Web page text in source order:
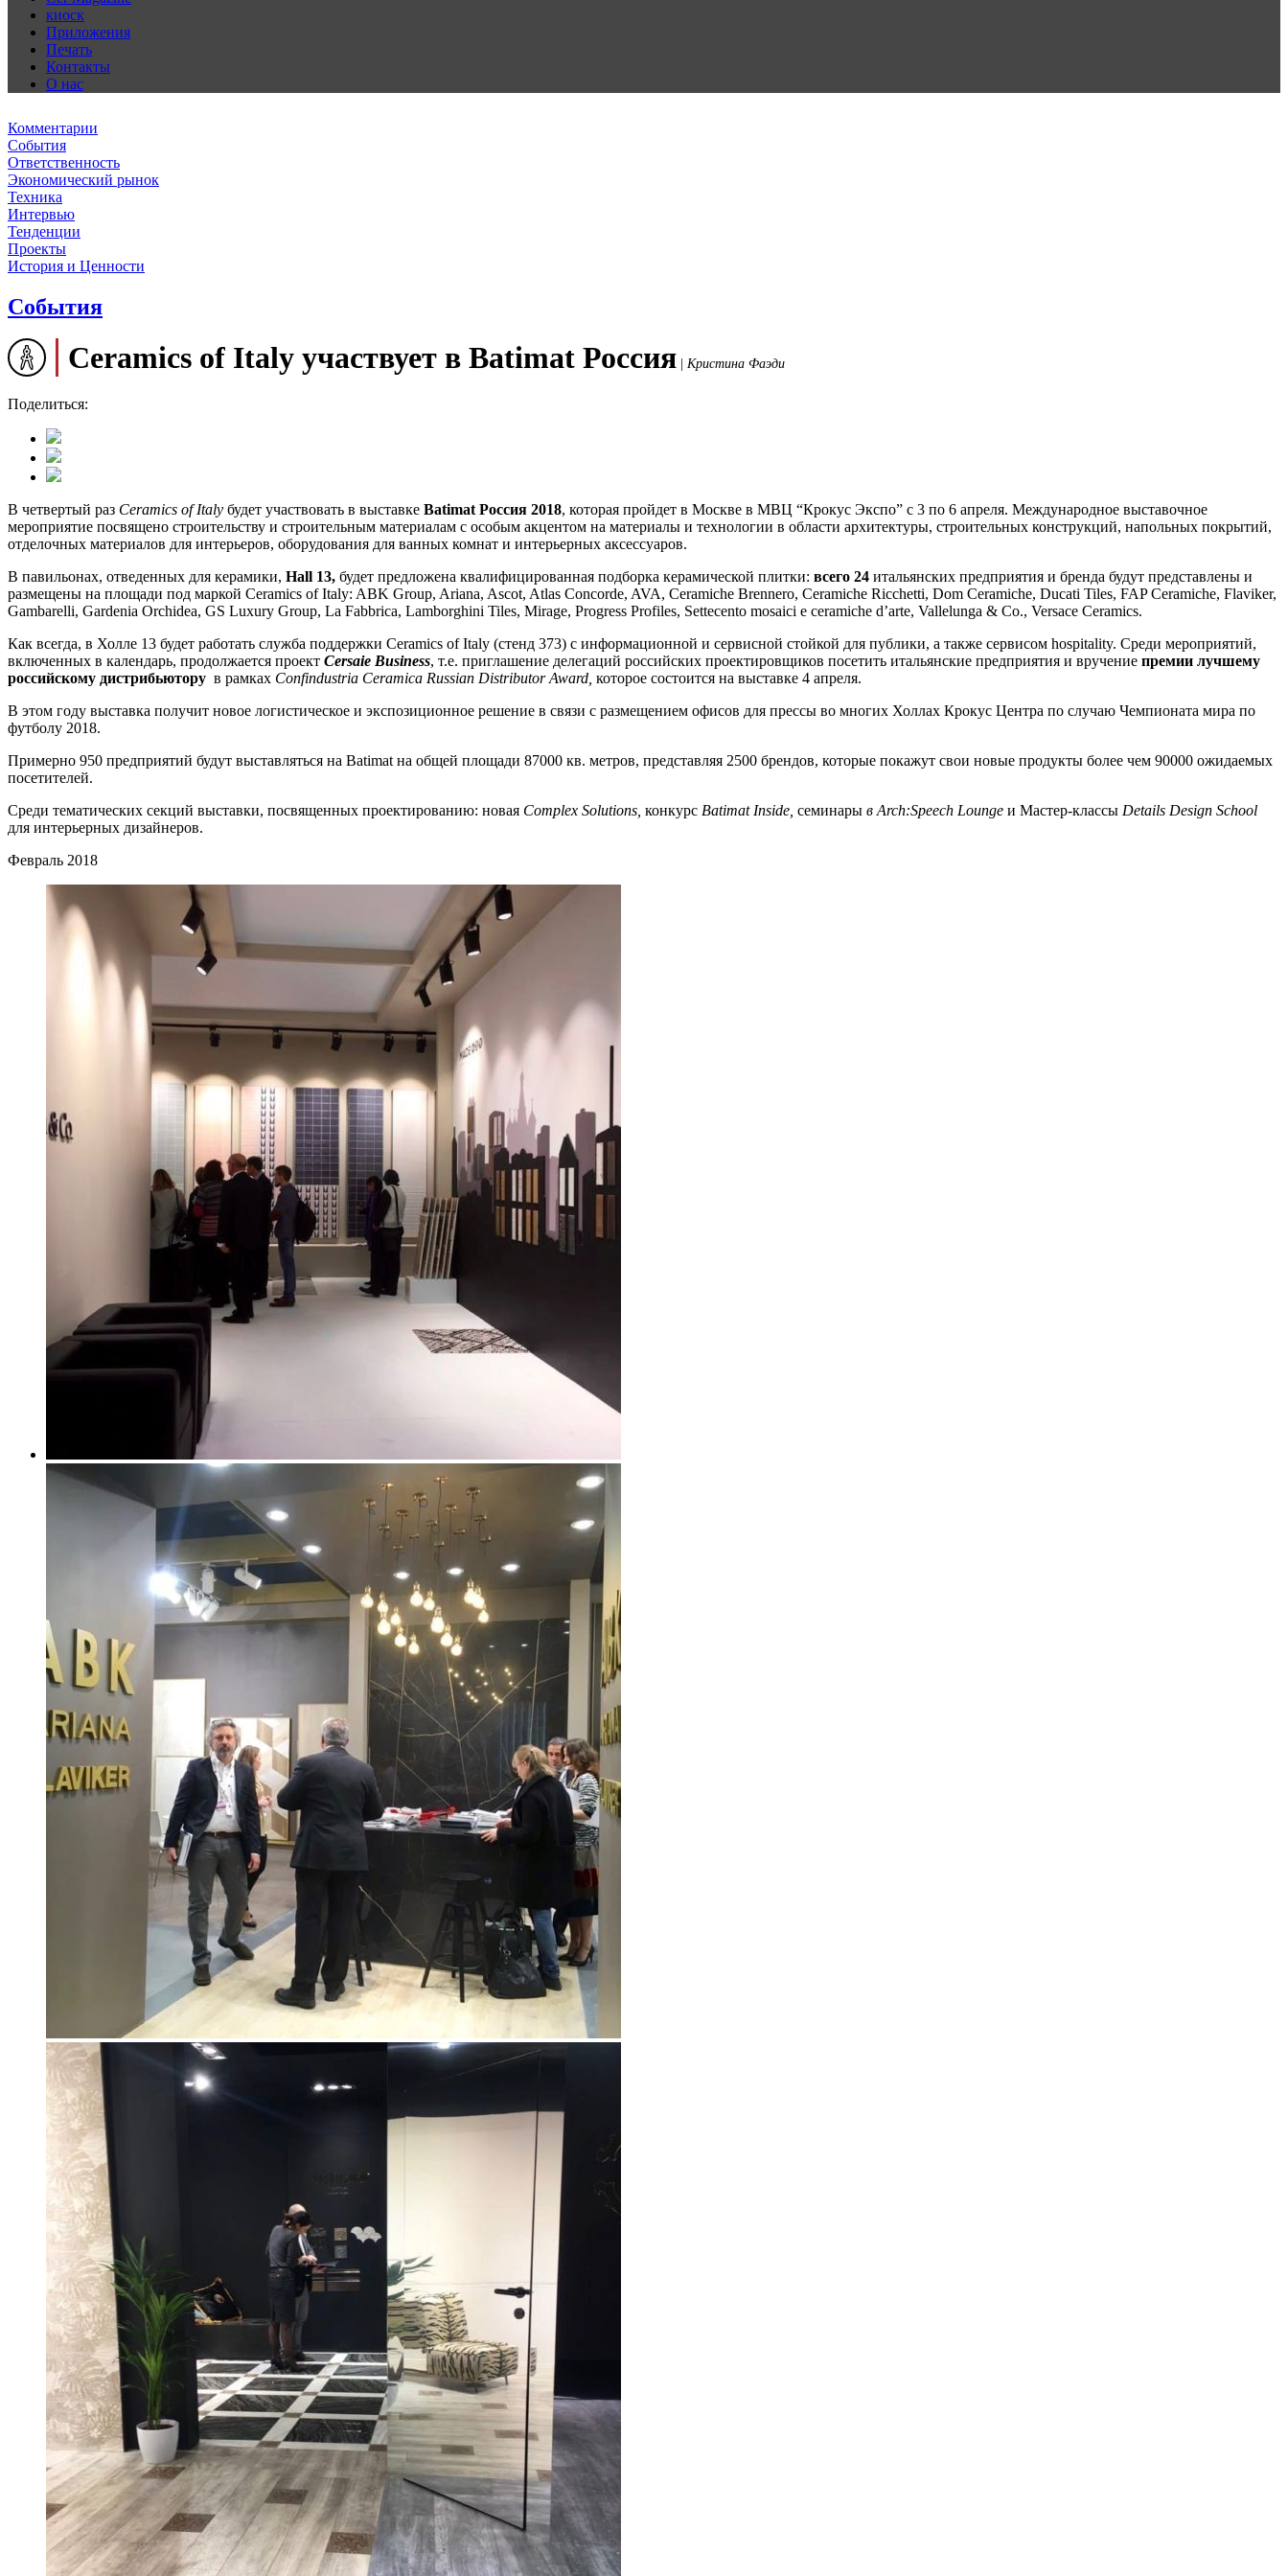
киоск
Приложения
Печать
Контакты
О нас
Комментарии
События
Ответственность
Экономический рынок
Техника
Интервью
Тенденции
Проекты
История и Ценности
События
Ceramics of Italy участвует в Batimat Россия Кристина Фаэди
Поделиться:
В четвертый раз Ceramics ofItaly будет участвовать в выставке Batimat Россия 2018, которая пройдет в Москве в МВЦ “Крокус Экспо” с 3 по 6 апреля. Международное выставочное
мероприятие посвящено строительству и строительным материалам с особым акцентом на материалы и технологии в области архитектуры, строительных конструкций, напольных покрытий,
отделочных материалов для интерьеров, оборудования для ванных комнат и интерьерных аксессуаров.
В павильонах, отведенных для керамики, Hall 13, будет предложена квалифицированная подборка керамической плитки: всего 24 итальянских предприятия и бренда будут представлены и
размещены на площади под маркой Ceramics of Italy: ABK Group, Ariana, Ascot, Atlas Concorde, AVA, Ceramiche Brennero, Ceramiche Ricchetti, Dom Ceramiche, Ducati Tiles, FAP Ceramiche, Flaviker,
Gambarelli, Gardenia Orchidea, GS Luxury Group, La Fabbrica, Lamborghini Tiles, Mirage, Progress Profiles, Settecento mosaici e ceramiche d’arte, Vallelunga & Co., Versace Ceramics.
Как всегда, в Холле 13 будет работать служба поддержки Ceramics of Italy (стенд 373) с информационной и сервисной стойкой для публики, а также сервисом hospitality. Среди мероприятий,
включенных в календарь, продолжается проект Cersaie Business, т.е. приглашение делегаций российских проектировщиков посетить итальянские предприятия и вручение премии лучшему
российскому дистрибьютору в рамках Confindustria Ceramica Russian DistributorAward которое состоится на выставке 4 апреля.
В этом году выставка получит новое логистическое и экспозиционное решение в связи с размещением офисов для прессы во многих Холлах Крокус Центра по случаю Чемпионата мира по
футболу 2018.
Примерно 950 предприятий будут выставляться на Batimat на общей площади 87000 кв. метров, представляя 2500 брендов, которые покажут свои новые продукты более чем 90000 ожидаемых
посетителей.
Среди тематических секций выставки, посвященных проектированию: новая Complex Solutions конкурс BatimatInside семинары в Arch:Speech Lounge и Мастер-классы Details Design School
для интерьерных дизайнеров.
Февраль 2018